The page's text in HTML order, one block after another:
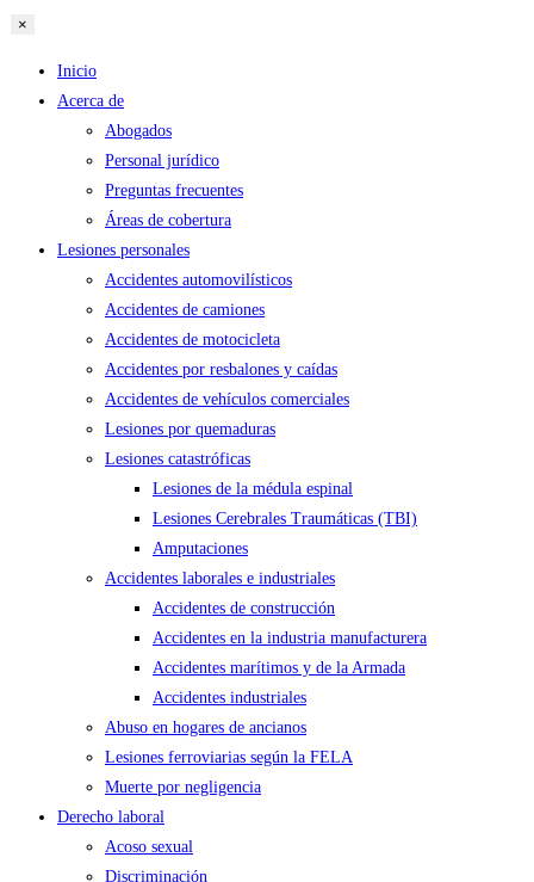
×
Inicio
Acerca de
Abogados
Personal jurídico
Preguntas frecuentes
Áreas de cobertura
Lesiones personales
Accidentes automovilísticos
Accidentes de camiones
Accidentes de motocicleta
Accidentes por resbalones y caídas
Accidentes de vehículos comerciales
Lesiones por quemaduras
Lesiones catastróficas
Lesiones de la médula espinal
Lesiones Cerebrales Traumáticas (TBI)
Amputaciones
Accidentes laborales e industriales
Accidentes de construcción
Accidentes en la industria manufacturera
Accidentes marítimos y de la Armada
Accidentes industriales
Abuso en hogares de ancianos
Lesiones ferroviarias según la FELA
Muerte por negligencia
Derecho laboral
Acoso sexual
Discriminación